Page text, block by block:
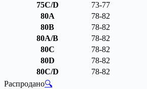
75C/D
73-77
80A
78-82
80B
78-82
80A/B
78-82
80C
78-82
80D
78-82
80C/D
78-82
Распродано🔍